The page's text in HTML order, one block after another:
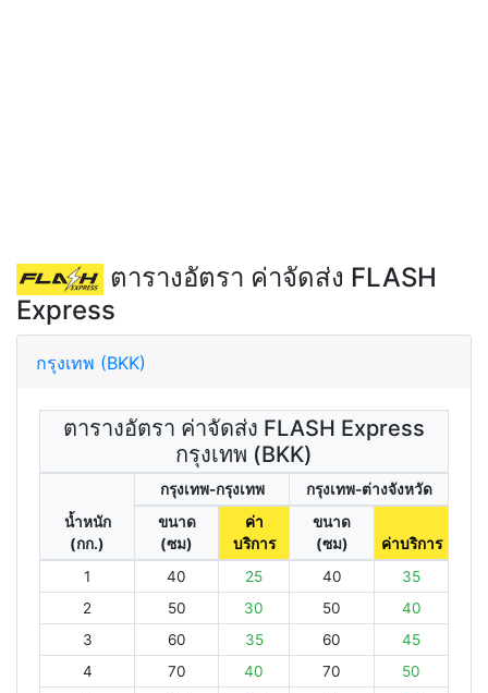
ตารางอัตรา ค่าจัดส่ง FLASH
Express
กรุงเทพ (BKK)
ตารางอัตรา ค่าจัดส่ง FLASH Express
กรุงเทพ (BKK)
น้ำหนัก
(กก.)
กรุงเทพ-กรุงเทพ
กรุงเทพ-ต่างจังหวัด
ขนาด
(ซม)
ค่า
บริการ
ขนาด
(ซม)
ค่าบริการ
1
40 25 40
35
2
50 30 50
40
3
60 35 60
45
4
70 40 70
50